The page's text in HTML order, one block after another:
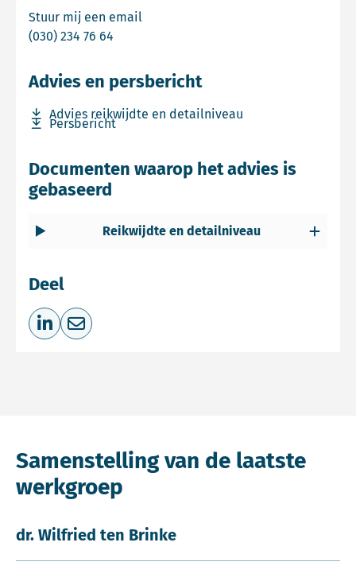
Stuur mij een email
(030) 234 76 64
Advies en persbericht
Advies reikwijdte en detailniveau
Download bestand Advies reikwijdte en detailniveau
Persbericht
Download bestand Persbericht
Documenten waarop het advies is
gebaseerd
Reikwijdte en detailniveau
Deel
Deel op LinkedIn
Deel via e-mail
Samenstelling van de laatste
werkgroep
dr. Wilfried ten Brinke